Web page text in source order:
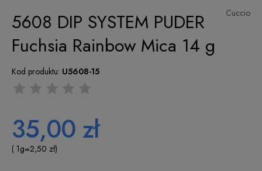
Cuccio
5608 DIP SYSTEM PUDER
Fuchsia Rainbow Mica 14 g
Kod produktu: U5608-15
35,00 zł
( 1g=2,50 zł)